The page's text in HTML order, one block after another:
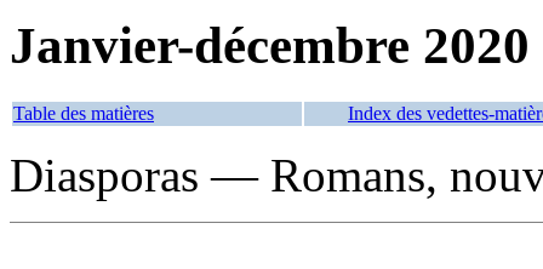
Janvier-décembre 2020
Table des matières Index des vedettes-
Diasporas — Romans,